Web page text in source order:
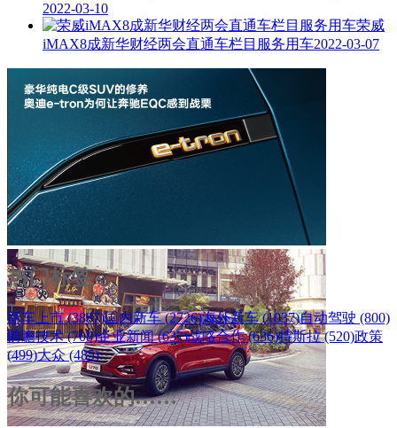
2022-03-10
荣威
iMAX8成新华财经两会直通车栏目服务用车2022-03-07
热门标签
新车上市 (3887)国内新车 (2726)海外新车 (1037)自动驾驶 (800)
前瞻技术 (708)企业新闻 (637)战略合作 (636)特斯拉 (520)政策
(499)大众 (485)
你可能喜欢的……